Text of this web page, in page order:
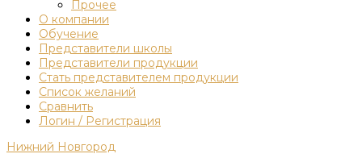
Прочее
О компании
Обучение
Представители школы
Представители продукции
Стать представителем продукции
Список желаний
Сравнить
Логин / Регистрация
Нижний Новгород